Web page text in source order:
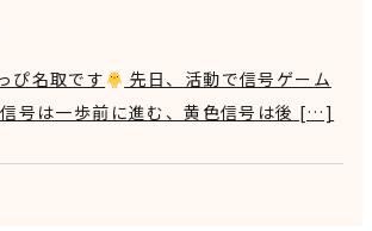
ぴ名取です
先日、活動で信号ゲーム
号は一歩前に進む、黄色信号は後 […]